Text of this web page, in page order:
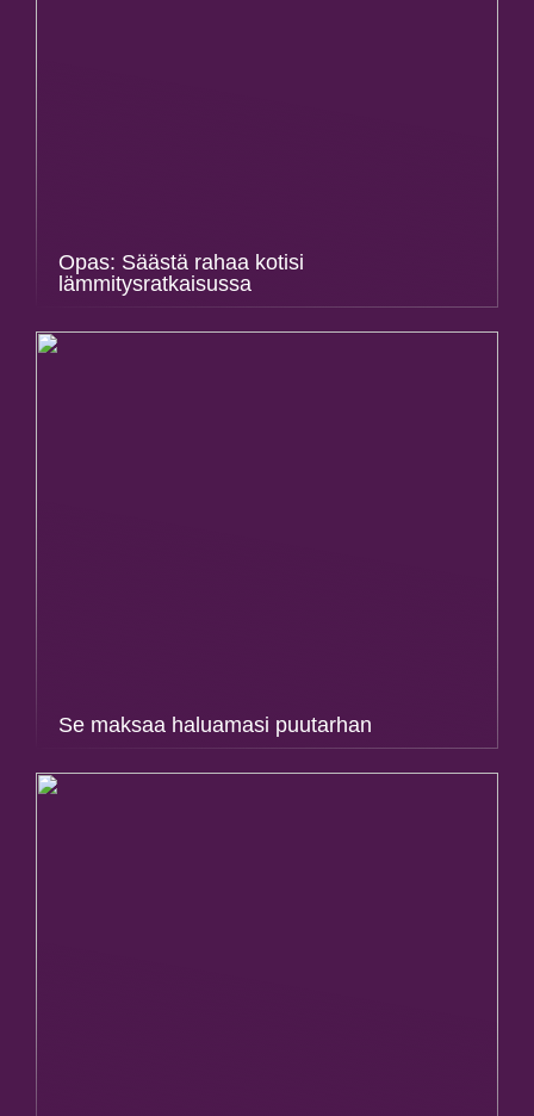
Opas: Säästä rahaa kotisi
lämmitysratkaisussa
Se maksaa haluamasi puutarhan